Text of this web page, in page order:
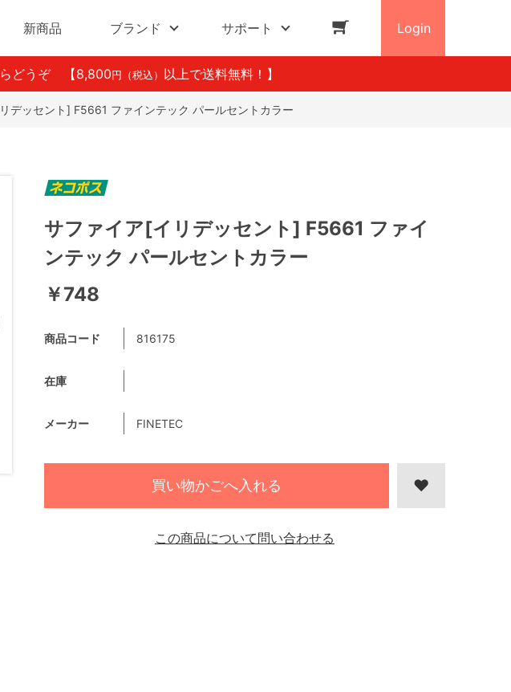
新商品 ブランド サポート Login
どうぞ 【8,800 円（税込） 以上で送料無料！】
デッセント] F5661 ファインテック パールセントカラー
サファイア[イリデッセント] F5661 ファイ
ンテック パールセントカラー
￥748
商品コード 816175
在庫
メーカー FINETEC
買い物かごへ入れる
この商品について問い合わせる